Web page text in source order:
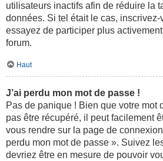
utilisateurs inactifs afin de réduire la
données. Si tel était le cas,
essayez de participer plus
forum.
Haut
J’ai perdu mon mot de passe !
Pas de panique ! Bien que votre mot
pas être récupéré, il peut facilement
vous rendre sur la page de
perdu mon mot de passe ». Suivez
devriez être en mesure de pouvoir